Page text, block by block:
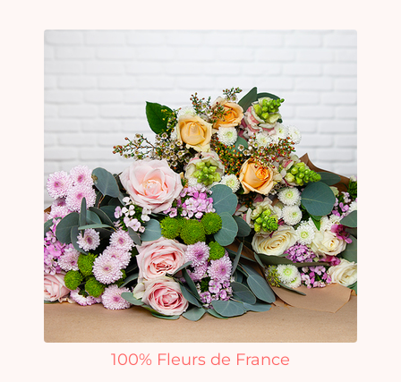
100% Fleurs de France